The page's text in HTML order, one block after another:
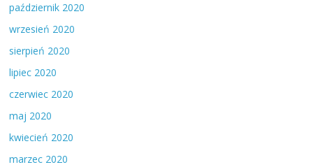
październik 2020
wrzesień 2020
sierpień 2020
lipiec 2020
czerwiec 2020
maj 2020
kwiecień 2020
marzec 2020